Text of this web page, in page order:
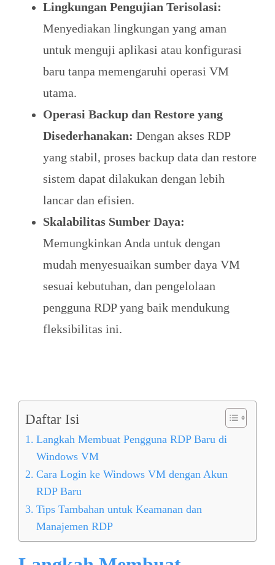
Lingkungan Pengujian Terisolasi:
Menyediakan lingkungan yang aman
untuk menguji aplikasi atau konfigurasi
baru tanpa memengaruhi operasi VM
utama.
Operasi Backup dan Restore yang
Disederhanakan: Dengan akses RDP
yang stabil, proses backup data dan restore
sistem dapat dilakukan dengan lebih
lancar dan efisien.
Skalabilitas Sumber Daya:
Memungkinkan Anda untuk dengan
mudah menyesuaikan sumber daya VM
sesuai kebutuhan, dan pengelolaan
pengguna RDP yang baik mendukung
fleksibilitas ini.
Daftar Isi
Langkah Membuat Pengguna RDP Baru di
Windows VM
Cara Login ke Windows VM dengan Akun
RDP Baru
Tips Tambahan untuk Keamanan dan
Manajemen RDP